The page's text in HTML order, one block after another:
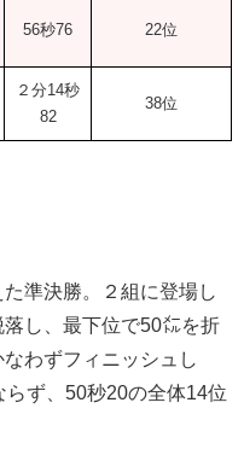
56秒76 22位
２分14秒
82
38位
準決勝。２組に登場し
し、最下位で50㍍を折
わずフィニッシュし
ず、50秒20の全体14位